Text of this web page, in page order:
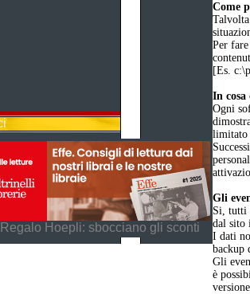
Hoepli: sbocciano gli sconti
Come
Talvolta
Per
[Es.
In cosa
Ogni
limitato
Gli
Si, tutti
dal sito
I dati
backup
Gli
è